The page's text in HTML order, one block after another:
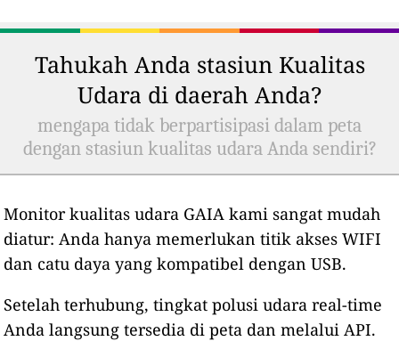
Tahukah Anda stasiun Kualitas
Udara di daerah Anda?
mengapa tidak berpartisipasi dalam peta
dengan stasiun kualitas udara Anda sendiri?
Monitor kualitas udara GAIA kami sangat mudah
diatur: Anda hanya memerlukan titik akses WIFI
dan catu daya yang kompatibel dengan USB.
Setelah terhubung, tingkat polusi udara real-time
Anda langsung tersedia di peta dan melalui API.